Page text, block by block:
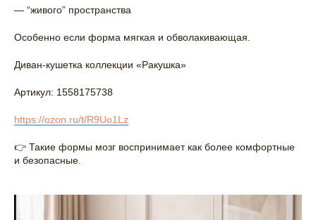
— “живого” пространства
Особенно если форма мягкая и обволакивающая.
Диван-кушетка коллекции «Ракушка»
Артикул: 1558175738
https://ozon.ru/t/R9Uo1Lz
👉 Такие формы мозг воспринимает как более комфортные
и безопасные.